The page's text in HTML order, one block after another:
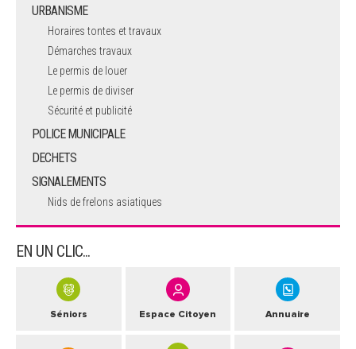
URBANISME
Horaires tontes et travaux
Démarches travaux
Le permis de louer
Le permis de diviser
Sécurité et publicité
POLICE MUNICIPALE
DECHETS
SIGNALEMENTS
Nids de frelons asiatiques
EN UN CLIC...
Séniors Espace Citoyen Annuaire